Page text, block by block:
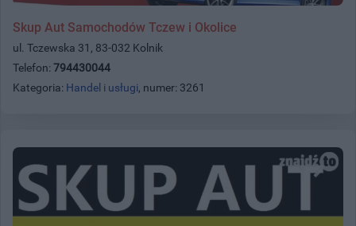
Skup Aut Samochodów Tczew i Okolice
ul. Tczewska 31, 83-032 Kolnik
Telefon: 794430044
Kategoria: Handel i usługi, numer: 3261